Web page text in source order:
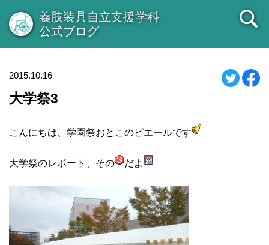
義肢装具自立支援学科
公式ブログ
2015.10.16
大学祭3
こんにちは、学園祭おとこのピエールです
大学祭のレポート、その だよ